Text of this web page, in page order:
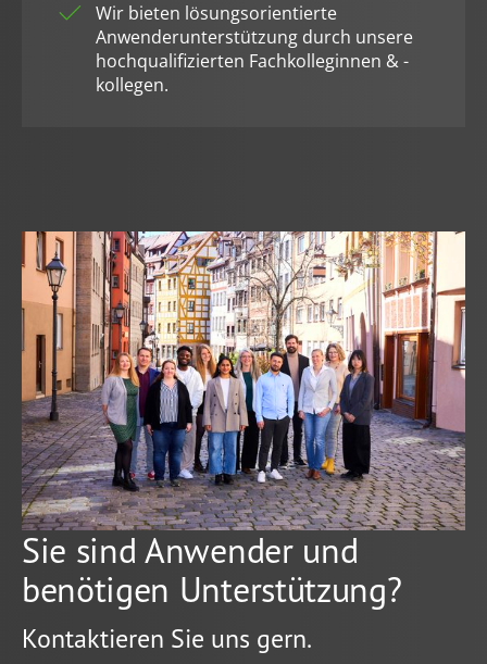
Wir bieten lösungsorientierte
Anwenderunterstützung durch unsere
hochqualifizierten Fachkolleginnen & -
kollegen.
Sie sind Anwender und
benötigen Unterstützung?
Kontaktieren Sie uns gern.